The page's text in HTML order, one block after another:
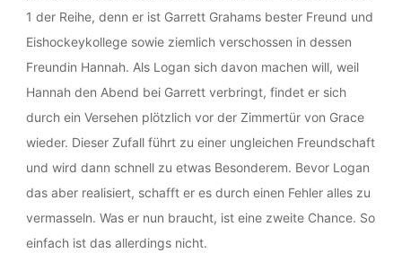
1 der Reihe, denn er ist Garrett Grahams bester Freund und
Eishockeykollege sowie ziemlich verschossen in dessen
Freundin Hannah. Als Logan sich davon machen will, weil
Hannah den Abend bei Garrett verbringt, findet er sich
durch ein Versehen plötzlich vor der Zimmertür von Grace
wieder. Dieser Zufall führt zu einer ungleichen Freundschaft
und wird dann schnell zu etwas Besonderem. Bevor Logan
das aber realisiert, schafft er es durch einen Fehler alles zu
vermasseln. Was er nun braucht, ist eine zweite Chance. So
einfach ist das allerdings nicht.